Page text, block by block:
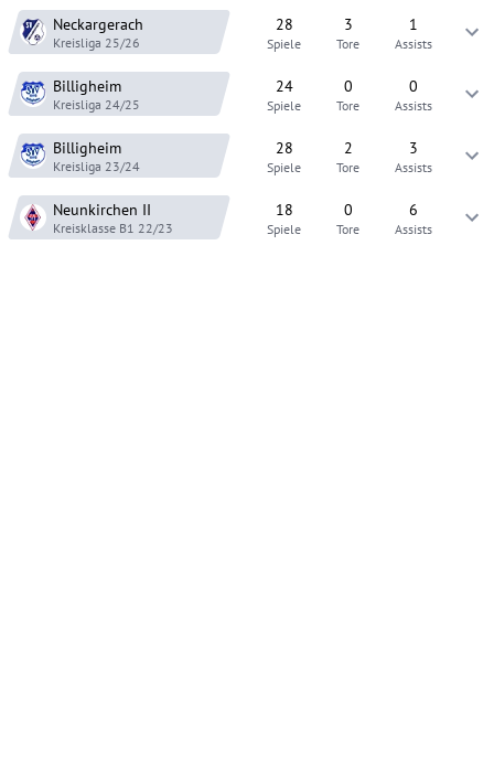
Neckargerach
Kreisliga 25/26
28
Spiele
3
Tore
1
Assists
Billigheim
Kreisliga 24/25
24
Spiele
0
Tore
0
Assists
Billigheim
Kreisliga 23/24
28
Spiele
2
Tore
3
Assists
Neunkirchen II
Kreisklasse B1 22/23
18
Spiele
0
Tore
6
Assists